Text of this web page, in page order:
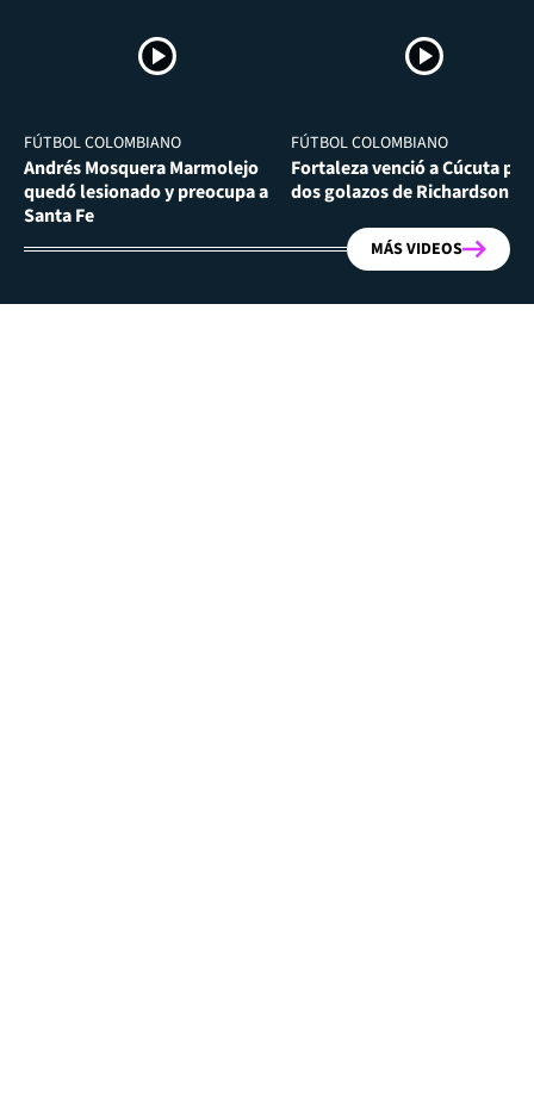
FÚTBOL COLOMBIANO
Andrés Mosquera Marmolejo
quedó lesionado y preocupa a
Santa Fe
FÚTBOL COLOMBIANO
Fortaleza venció a Cúcuta por
dos golazos de Richardson
MÁS VIDEOS